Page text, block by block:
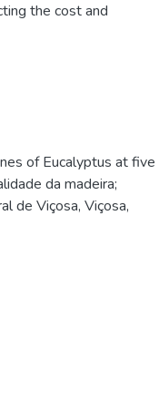
the cost and
of Eucalyptus at five
da madeira;
de Viçosa, Viçosa,